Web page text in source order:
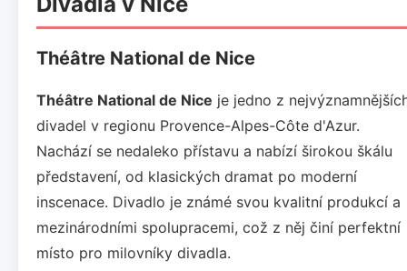
Théâtre National de Nice
Théâtre National de Nice je jedno z
divadel v regionu Provence-Alpes-Côte d'Azur.
Nachází se nedaleko přístavu a nabízí širokou škálu
představení, od klasických dramat po moderní
inscenace. Divadlo je známé svou kvalitní produkcí a
mezinárodními spolupracemi, což z něj činí perfektní
místo pro milovníky divadla.